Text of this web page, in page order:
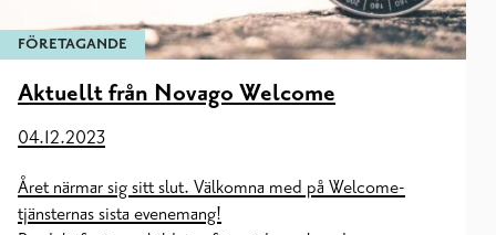
FÖRETAGANDE
Aktuellt från Novago Welcome
04.12.2023
Året närmar sig sitt slut. Välkomna med på Welcome-
tjänsternas sista evenemang!